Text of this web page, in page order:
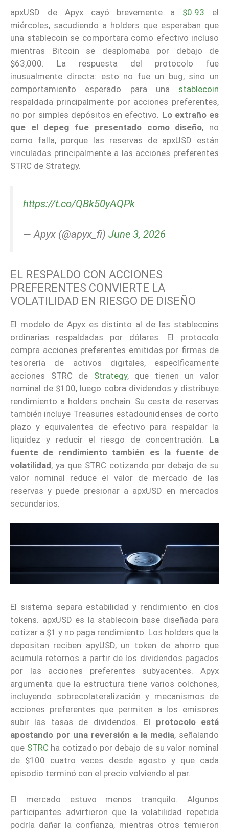
apxUSD de Apyx cayó brevemente a $0.93 el
miércoles, sacudiendo a holders que esperaban que
una stablecoin se comportara como efectivo incluso
mientras Bitcoin se desplomaba por debajo de
$63,000. La respuesta del protocolo fue
inusualmente directa: esto no fue un bug, sino un
comportamiento esperado para una stablecoin
respaldada principalmente por acciones preferentes,
no por simples depósitos en efectivo. Lo extraño es
que el depeg fue presentado como diseño, no
como falla, porque las reservas de apxUSD están
vinculadas principalmente a las acciones preferentes
STRC de Strategy.
https://t.co/QBk50yAQPk
— Apyx (@apyx_fi) June 3, 2026
EL RESPALDO CON ACCIONES
PREFERENTES CONVIERTE LA
VOLATILIDAD EN RIESGO DE DISEÑO
El modelo de Apyx es distinto al de las stablecoins
ordinarias respaldadas por dólares. El protocolo
compra acciones preferentes emitidas por firmas de
tesorería de activos digitales, específicamente
acciones STRC de Strategy, que tienen un valor
nominal de $100, luego cobra dividendos y distribuye
rendimiento a holders onchain. Su cesta de reservas
también incluye Treasuries estadounidenses de corto
plazo y equivalentes de efectivo para respaldar la
liquidez y reducir el riesgo de concentración. La
fuente de rendimiento también es la fuente de
volatilidad, ya que STRC cotizando por debajo de su
valor nominal reduce el valor de mercado de las
reservas y puede presionar a apxUSD en mercados
secundarios.
El sistema separa estabilidad y rendimiento en dos
tokens. apxUSD es la stablecoin base diseñada para
cotizar a $1 y no paga rendimiento. Los holders que la
depositan reciben apyUSD, un token de ahorro que
acumula retornos a partir de los dividendos pagados
por las acciones preferentes subyacentes. Apyx
argumenta que la estructura tiene varios colchones,
incluyendo sobrecolateralización y mecanismos de
acciones preferentes que permiten a los emisores
subir las tasas de dividendos. El protocolo está
apostando por una reversión a la media, señalando
que STRC ha cotizado por debajo de su valor nominal
de $100 cuatro veces desde agosto y que cada
episodio terminó con el precio volviendo al par.
El mercado estuvo menos tranquilo. Algunos
participantes advirtieron que la volatilidad repetida
podría dañar la confianza, mientras otros temieron